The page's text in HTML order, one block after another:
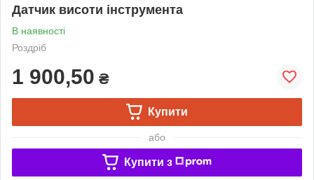
Датчик висоти інструмента
В наявності
Роздріб
1 900,50 ₴
Купити
або
Купити з